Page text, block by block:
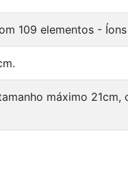
109 elementos -
máximo